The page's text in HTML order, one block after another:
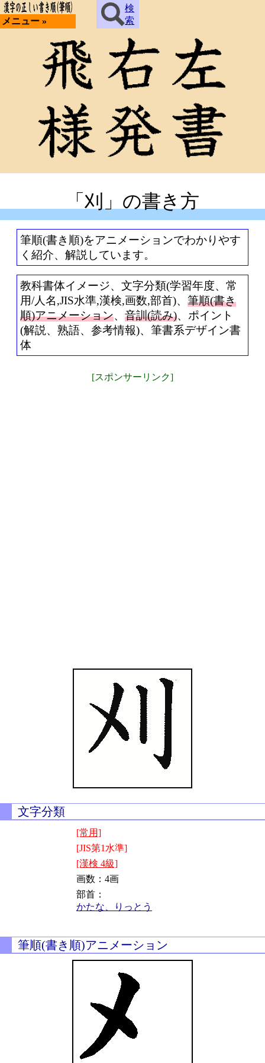
メニュー »
検
索
「刈」の書き方
筆順(書き順)をアニメーションでわかりやす
く紹介、解説しています。
教科書体イメージ、文字分類(学習年度、常
用/人名,JIS水準,漢検,画数,部首)、 筆順(書き
順)アニメーション、 音訓(読み)、ポイント
(解説、熟語、参考情報)、筆書系デザイン書
体
[スポンサーリンク]
文字分類
[常用]
[JIS第1水準]
[漢検 4級]
画数：4画
部首：
かたな、りっとう
筆順(書き順)アニメーション